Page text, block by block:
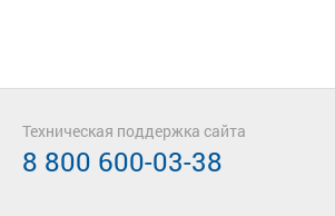
Техническая поддержка сайта
8 800 600-03-38